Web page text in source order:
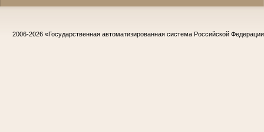
2006-2026 «Государственная автоматизированная система Российской